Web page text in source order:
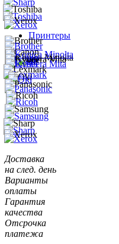
Принтеры
Доставка
на след. день
Варианты
оплаты
Гарантия
качества
Отсрочка
платежа